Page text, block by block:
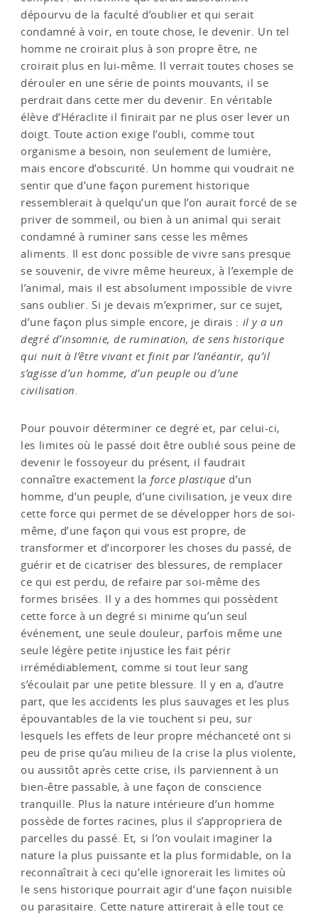
dépourvu de la faculté d’oublier et qui serait
condamné à voir, en toute chose, le devenir. Un tel
homme ne croirait plus à son propre être, ne
croirait plus en lui-même. Il verrait toutes choses se
dérouler en une série de points mouvants, il se
perdrait dans cette mer du devenir. En véritable
élève d’Héraclite il finirait par ne plus oser lever un
doigt. Toute action exige l’oubli, comme tout
organisme a besoin, non seulement de lumière,
mais encore d’obscurité. Un homme qui voudrait ne
sentir que d’une façon purement historique
ressemblerait à quelqu’un que l’on aurait forcé de se
priver de sommeil, ou bien à un animal qui serait
condamné à ruminer sans cesse les mêmes
aliments. Il est donc possible de vivre sans presque
se souvenir, de vivre même heureux, à l’exemple de
l’animal, mais il est absolument impossible de vivre
sans oublier. Si je devais m’exprimer, sur ce sujet,
d’une façon plus simple encore, je dirais : il y a un
degré d’insomnie, de rumination, de sens historique
qui nuit à l’être vivant et finit par l’anéantir, qu’il
s’agisse d’un homme, d’un peuple ou d’une
civilisation.
Pour pouvoir déterminer ce degré et, par celui-ci,
les limites où le passé doit être oublié sous peine de
devenir le fossoyeur du présent, il faudrait
connaître exactement la force plastique d’un
homme, d’un peuple, d’une civilisation, je veux dire
cette force qui permet de se développer hors de soi-
même, d’une façon qui vous est propre, de
transformer et d’incorporer les choses du passé, de
guérir et de cicatriser des blessures, de remplacer
ce qui est perdu, de refaire par soi-même des
formes brisées. Il y a des hommes qui possèdent
cette force à un degré si minime qu’un seul
événement, une seule douleur, parfois même une
seule légère petite injustice les fait périr
irrémédiablement, comme si tout leur sang
s’écoulait par une petite blessure. Il y en a, d’autre
part, que les accidents les plus sauvages et les plus
épouvantables de la vie touchent si peu, sur
lesquels les effets de leur propre méchanceté ont si
peu de prise qu’au milieu de la crise la plus violente,
ou aussitôt après cette crise, ils parviennent à un
bien-être passable, à une façon de conscience
tranquille. Plus la nature intérieure d’un homme
possède de fortes racines, plus il s’appropriera de
parcelles du passé. Et, si l’on voulait imaginer la
nature la plus puissante et la plus formidable, on la
reconnaîtrait à ceci qu’elle ignorerait les limites où
le sens historique pourrait agir d’une façon nuisible
ou parasitaire. Cette nature attirerait à elle tout ce